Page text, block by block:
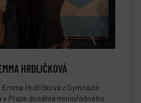
HRDLIČKOVÁ
Hrdličková z Gymnázia
v Praze dosáhla mimořádného